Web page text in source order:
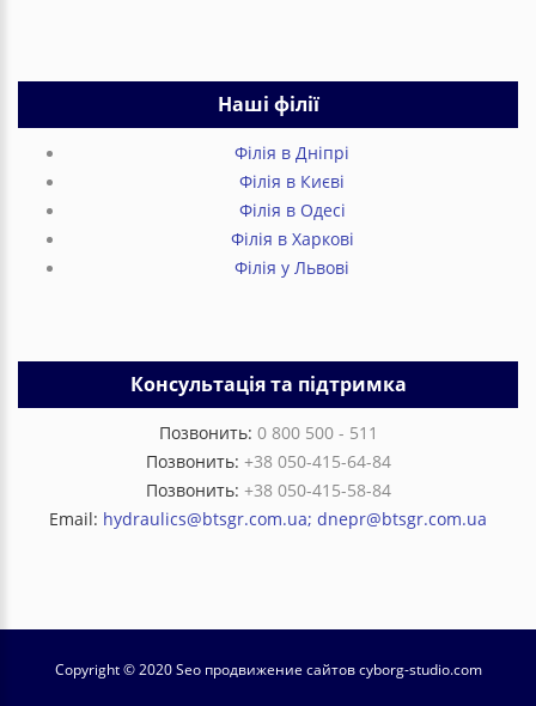
Наші філії
Філія в Дніпрі
Філія в Києві
Філія в Одесі
Філія в Харкові
Філія у Львові
Консультація та підтримка
Позвонить: 0 800 500 - 511
Позвонить: +38 050-415-64-84
Позвонить: +38 050-415-58-84
Email: hydraulics@btsgr.com.ua; dnepr@btsgr.com.ua
Copyright © 2020 Seo продвижение сайтовcyborg-studio.com